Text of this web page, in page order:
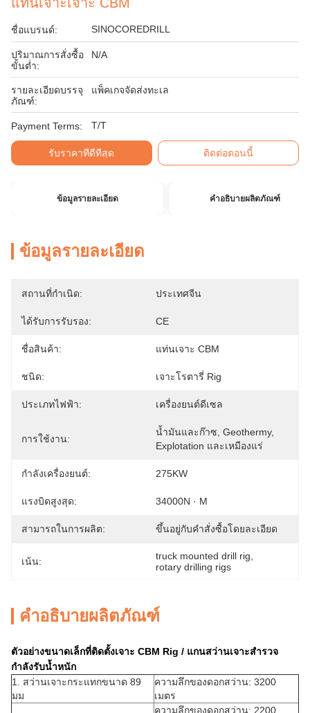
ชื่อแบรนด์: SINOCOREDRILL
ปริมาณการสั่งซื้อ
ขั้นต่ำ:
N/A
รายละเอียดบรรจุ
ภัณฑ์:
แพ็คเกจจัดส่งทะเล
Payment Terms: T/T
รับราคาที่ดีที่สุด ติดต่อตอนนี้
ข้อมูลรายละเอียด คำอธิบายผลิตภัณฑ์
ข้อมูลรายละเอียด
สถานที่กำเนิด: ประเทศจีน
ได้รับการรับรอง: CE
ชื่อสินค้า: แท่นเจาะ CBM
ชนิด: เจาะโรตารี่ Rig
ประเภทไฟฟ้า: เครื่องยนต์ดีเซล
การใช้งาน:
น้ำมันและก๊าซ, Geothermy,
Explotation และเหมืองแร่
กำลังเครื่องยนต์: 275KW
แรงบิดสูงสุด: 34000N · M
สามารถในการผลิต: ขึ้นอยู่กับคำสั่งซื้อโดยละเอียด
เน้น: truck mounted drill rig
rotary drilling rigs
คำอธิบายผลิตภัณฑ์
ตัวอย่างขนาดเล็กที่ติดตั้งเจาะ CBM Rig / แกนสว่านเจาะสำรวจ
กำลังรับน้ำหนัก
1. สว่านเจาะกระแทกขนาด 89
มม
ความลึกของดอกสว่าน: 3200
เมตร
ความลึกของดอกสว่าน: 2200